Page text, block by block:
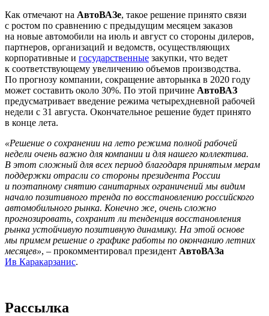
Как отмечают на АвтоВАЗе, такое решение принято связи
с ростом по сравнению с предыдущим месяцем заказов
на новые автомобили на июль и август со стороны дилеров,
партнеров, организаций и ведомств, осуществляющих
корпоративные и государственные закупки, что ведет
к соответствующему увеличению объемов производства.
По прогнозу компании, сокращение авторынка в 2020 году
может составить около 30%. По этой причине АвтоВАЗ
предусматривает введение режима четырехдневной рабочей
недели с 31 августа. Окончательное решение будет принято
в конце лета.
«Решение о сохранении на лето режима полной рабочей
недели очень важно для компании и для нашего коллектива.
В этот сложный для всех период благодаря принятым мерам
поддержки отрасли со стороны президента России
и поэтапному снятию санитарных ограничений мы видим
начало позитивного тренда по восстановлению российского
автомобильного рынка. Конечно же, очень сложно
прогнозировать, сохранит ли тенденция восстановления
рынка устойчивую позитивную динамику. На этой основе
мы примем решение о графике работы по окончанию летних
месяцев», – прокомментировал президент АвтоВАЗа
Ив Каракарзанис.
Рассылка